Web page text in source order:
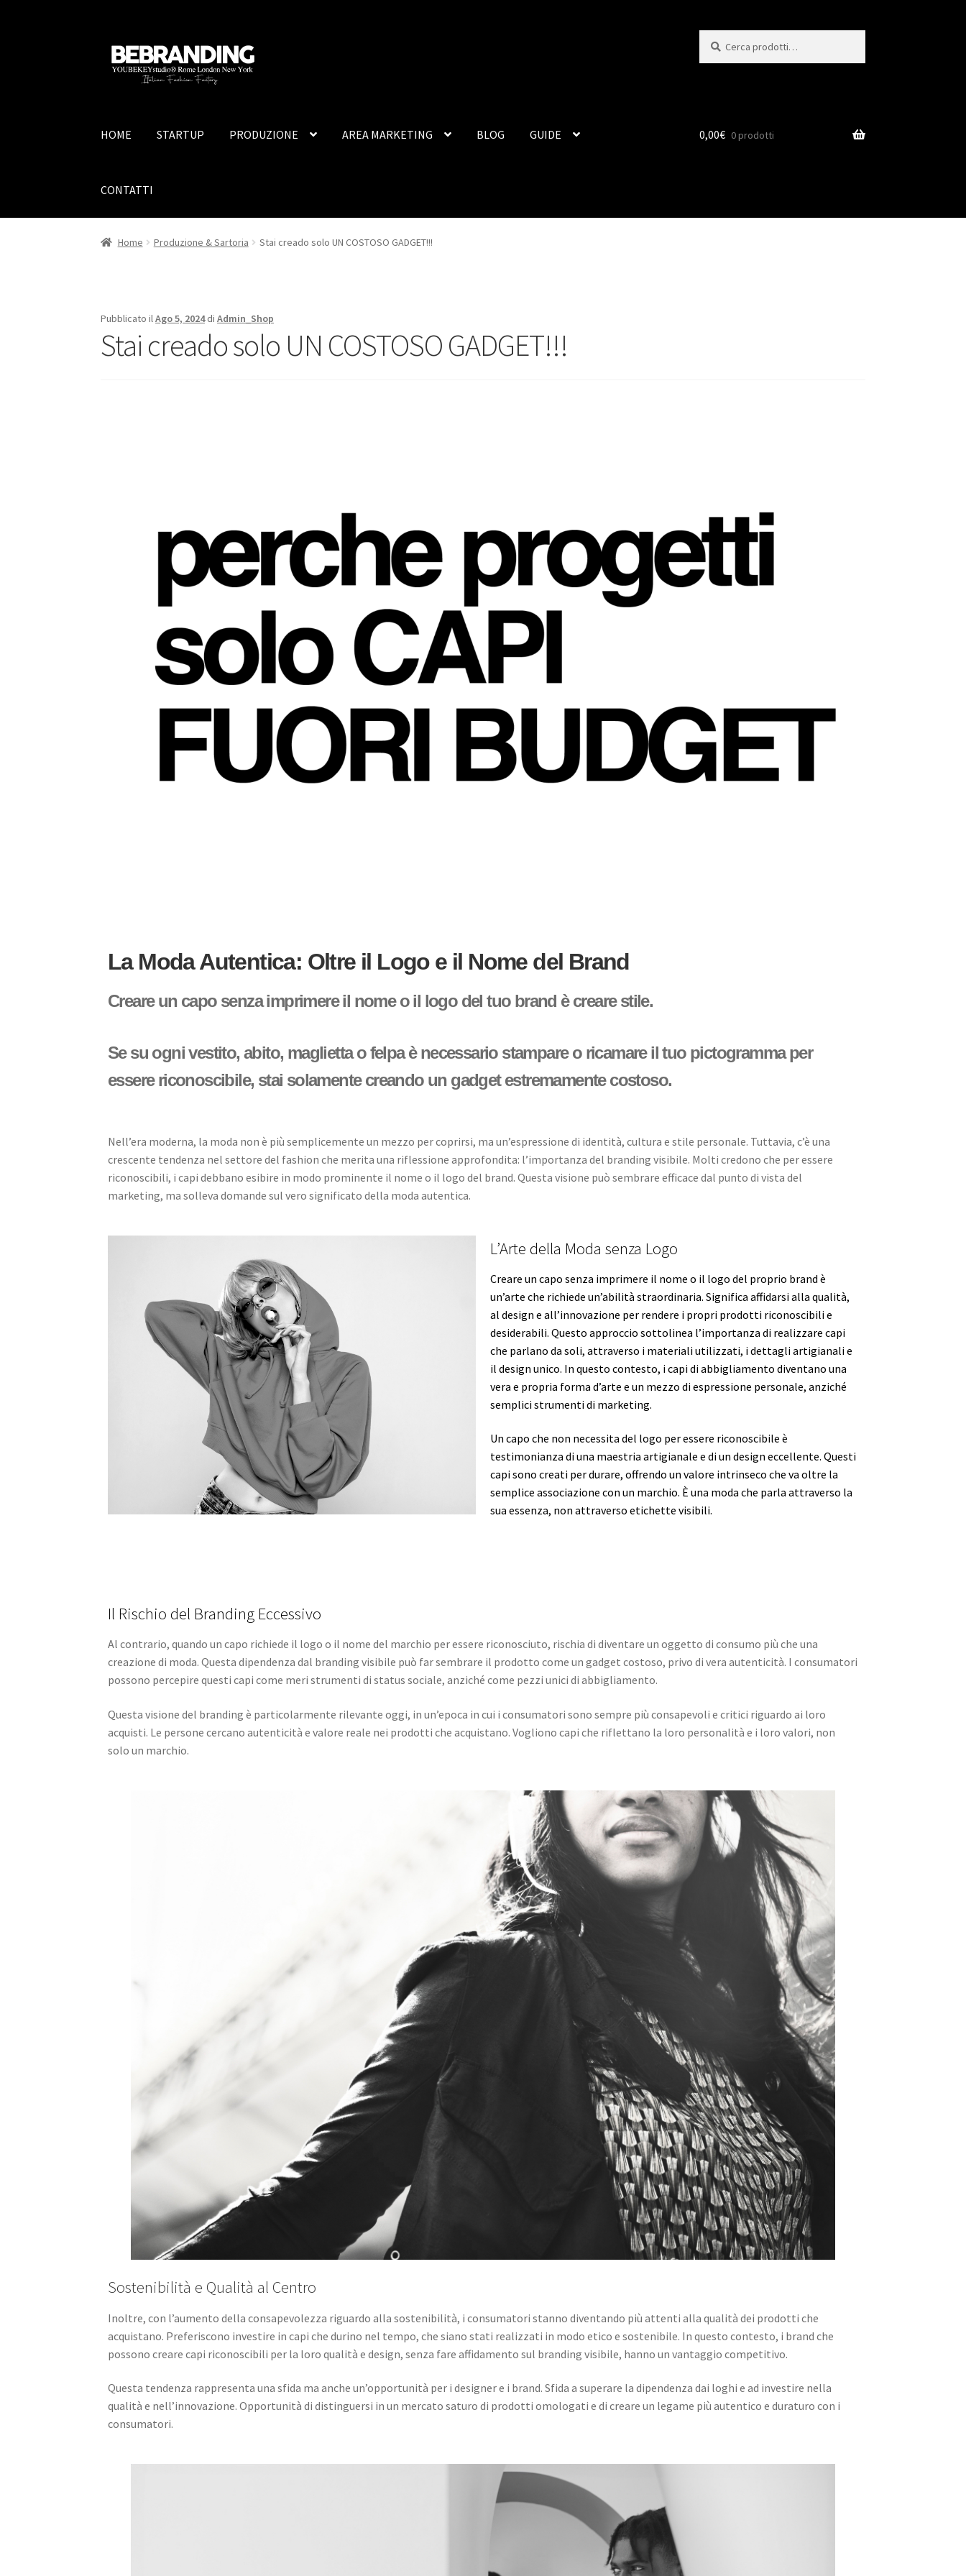
HOME STARTUP PRODUZIONE AREA MARKETING BLOG GUIDE
CONTATTI
0,00€ 0 prodotti
Home Produzione & Sartoria Stai creado solo UN COSTOSO GADGET!!!
Pubblicato ilAgo 5, 2024 diAdmin_Shop
Stai creado solo UN COSTOSO GADGET!!!
La Moda Autentica: Oltre il Logo e il Nome del Brand
Creare un capo senza imprimere il nome o il logo del tuo brand è creare stile.
Se su ogni vestito, abito, maglietta o felpa è necessario stampare o ricamare il tuo pictogramma per
essere riconoscibile, stai solamente creando un gadget estremamente costoso.
Nell’era moderna, la moda non è più semplicemente un mezzo per coprirsi, ma un’espressione di identità, cultura e stile personale. Tuttavia, c’è una
crescente tendenza nel settore del fashion che merita una riflessione approfondita: l’importanza del branding visibile. Molti credono che per essere
riconoscibili, i capi debbano esibire in modo prominente il nome o il logo del brand. Questa visione può sembrare efficace dal punto di vista del
marketing, ma solleva domande sul vero significato della moda autentica.
L’Arte della Moda senza Logo
Creare un capo senza imprimere il nome o il logo del proprio brand è
un’arte che richiede un’abilità straordinaria. Significa affidarsi alla qualità,
al design e all’innovazione per rendere i propri prodotti riconoscibili e
desiderabili. Questo approccio sottolinea l’importanza di realizzare capi
che parlano da soli, attraverso i materiali utilizzati, i dettagli artigianali e
il design unico. In questo contesto, i capi di abbigliamento diventano una
vera e propria forma d’arte e un mezzo di espressione personale, anziché
semplici strumenti di marketing.
Un capo che non necessita del logo per essere riconoscibile è
testimonianza di una maestria artigianale e di un design eccellente. Questi
capi sono creati per durare, offrendo un valore intrinseco che va oltre la
semplice associazione con un marchio. È una moda che parla attraverso la
sua essenza, non attraverso etichette visibili.
Il Rischio del Branding Eccessivo
Al contrario, quando un capo richiede il logo o il nome del marchio per essere riconosciuto, rischia di diventare un oggetto di consumo più che una
creazione di moda. Questa dipendenza dal branding visibile può far sembrare il prodotto come un gadget costoso, privo di vera autenticità. I consumatori
possono percepire questi capi come meri strumenti di status sociale, anziché come pezzi unici di abbigliamento.
Questa visione del branding è particolarmente rilevante oggi, in un’epoca in cui i consumatori sono sempre più consapevoli e critici riguardo ai loro
acquisti. Le persone cercano autenticità e valore reale nei prodotti che acquistano. Vogliono capi che riflettano la loro personalità e i loro valori, non
solo un marchio.
Sostenibilità e Qualità al Centro
Inoltre, con l’aumento della consapevolezza riguardo alla sostenibilità, i consumatori stanno diventando più attenti alla qualità dei prodotti che
acquistano. Preferiscono investire in capi che durino nel tempo, che siano stati realizzati in modo etico e sostenibile. In questo contesto, i brand che
possono creare capi riconoscibili per la loro qualità e design, senza fare affidamento sul branding visibile, hanno un vantaggio competitivo.
Questa tendenza rappresenta una sfida ma anche un’opportunità per i designer e i brand. Sfida a superare la dipendenza dai loghi e ad investire nella
qualità e nell’innovazione. Opportunità di distinguersi in un mercato saturo di prodotti omologati e di creare un legame più autentico e duraturo con i
consumatori.